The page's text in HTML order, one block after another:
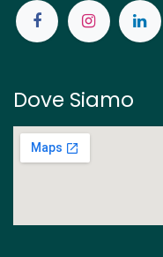
Dove Siamo